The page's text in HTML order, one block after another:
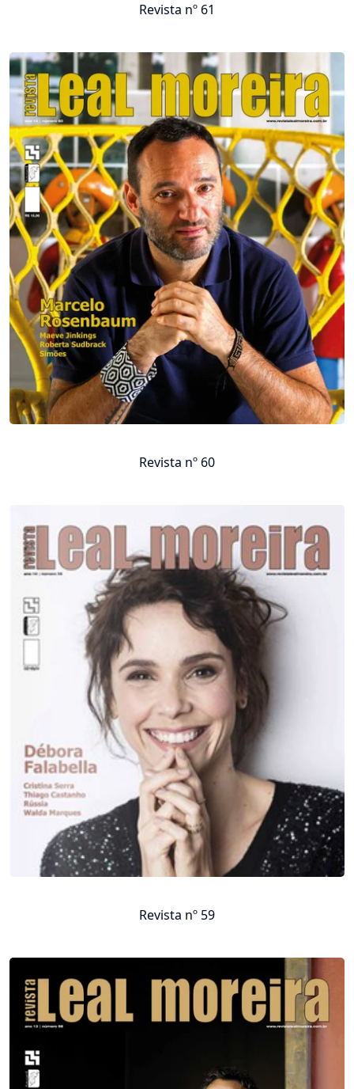
Revista nº 61
Revista nº 60
Revista nº 59